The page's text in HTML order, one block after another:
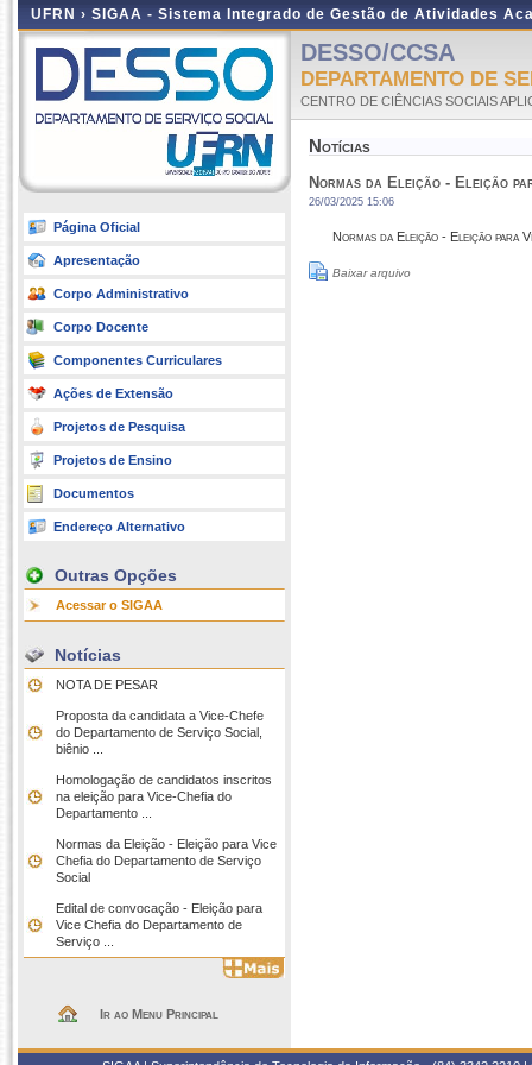
UFRN › SIGAA - Sistema Integrado de Gestão de Atividades
Página Oficial
Apresentação
Corpo Administrativo
Corpo Docente
Componentes Curriculares
Ações de Extensão
Projetos de Pesquisa
Projetos de Ensino
Documentos
Endereço Alternativo
Outras Opções
Acessar o SIGAA
Notícias
NOTA DE PESAR
Proposta da candidata a Vice-Chefe
do Departamento de Serviço Social,
biênio ...
Homologação de candidatos inscritos
na eleição para Vice-Chefia do
Departamento ...
Normas da Eleição - Eleição para Vice
Chefia do Departamento de Serviço
Social
Edital de convocação - Eleição para
Vice Chefia do Departamento de
Serviço ...
Ir ao Menu Principal
DESSO/CCSA
DEPARTAMENTO DE
CENTRO DE CIÊNCIAS SOCIAIS
Notícias
Normas da Eleição - Eleição
26/03/2025 15:06
Normas da Eleição - Eleição para
Baixar arquivo